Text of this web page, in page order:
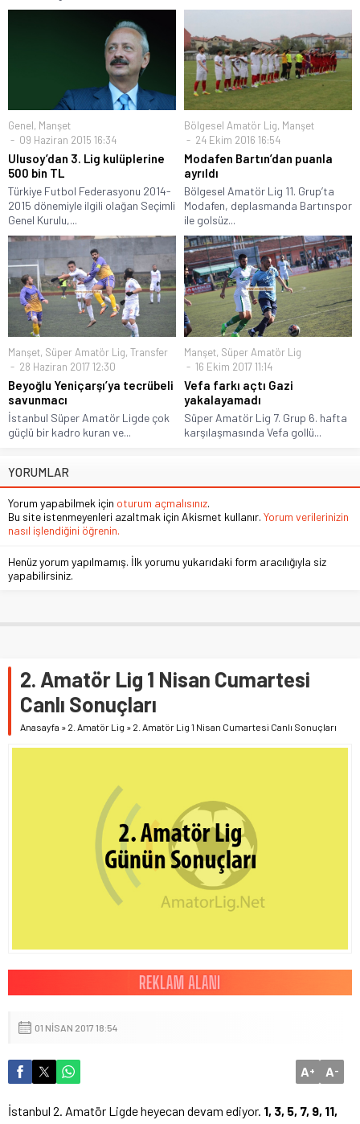
Genel, Manşet
09 Haziran 2015 16:34
Ulusoy’dan 3. Lig kulüplerine
500 bin TL
Türkiye Futbol Federasyonu 2014-
2015 dönemiyle ilgili olağan Seçimli
Genel Kurulu,...
Bölgesel Amatör Lig, Manşet
24 Ekim 2016 16:54
Modafen Bartın’dan puanla
ayrıldı
Bölgesel Amatör Lig 11. Grup’ta
Modafen, deplasmanda Bartınspor
ile golsüz...
Manşet, Süper Amatör Lig, Transfer
28 Haziran 2017 12:30
Beyoğlu Yeniçarşı’ya tecrübeli
savunmacı
İstanbul Süper Amatör Ligde çok
güçlü bir kadro kuran ve...
Manşet, Süper Amatör Lig
16 Ekim 2017 11:14
Vefa farkı açtı Gazi
yakalayamadı
Süper Amatör Lig 7. Grup 6. hafta
karşılaşmasında Vefa gollü...
YORUMLAR
Yorum yapabilmek için oturum açmalısınız.
Bu site istenmeyenleri azaltmak için Akismet kullanır. Yorum verilerinizin
nasıl işlendiğini öğrenin.
Henüz yorum yapılmamış. İlk yorumu yukarıdaki form aracılığıyla siz
yapabilirsiniz.
2. Amatör Lig 1 Nisan Cumartesi
Canlı Sonuçları
Anasayfa » 2. Amatör Lig » 2. Amatör Lig 1 Nisan Cumartesi Canlı Sonuçları
01 NISAN 2017 18:54
A+ A-
İstanbul 2. Amatör Ligde heyecan devam ediyor. 1, 3, 5, 7, 9, 11,